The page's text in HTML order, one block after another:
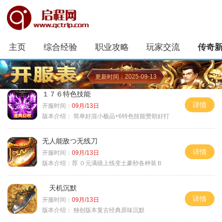
主页 综合经验 职业攻略 玩家交流 传奇
更新时间：2025-09-13
１７６特色技能
开服时间： 09月/13日
版本介绍： 简单好混小极品+6特色技能赞助好打
详情
无人能敌つ无线刀
开服时间： 09月/13日
版本介绍： 荐 ０元满级上线变土豪秒各种装Ｂ
详情
天机沉默
开服时间： 09月/13日
版本介绍： 独创版本复古经典原味沉默
详情